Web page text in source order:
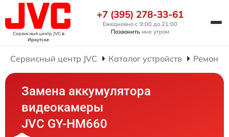
Сервисный центр JVCв
Иркутске
+7 (395) 278-33-61
Ежедневно с 9:00 до 21:00
Позвонить мне утром
Сервисный центр JVC Каталог устройств Ремонт
Замена аккумулятора
видеокамеры
JVC GY-HM660